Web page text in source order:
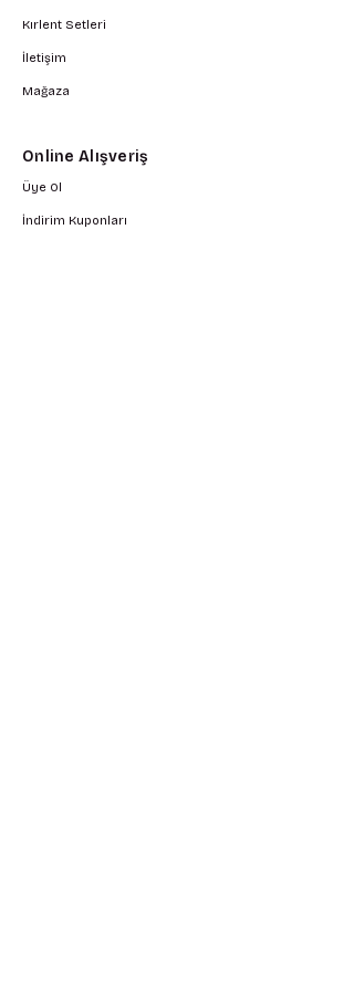
Kırlent Setleri
İletişim
Mağaza
Online Alışveriş
Üye Ol
İndirim Kuponları